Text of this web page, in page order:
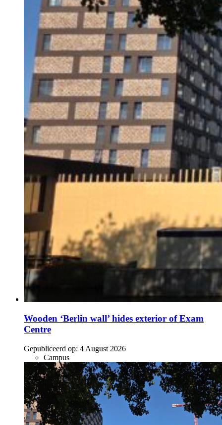
Wooden ‘Berlin wall’ hides exterior of Exam
Centre
Gepubliceerd op: 4 August 2026
Campus